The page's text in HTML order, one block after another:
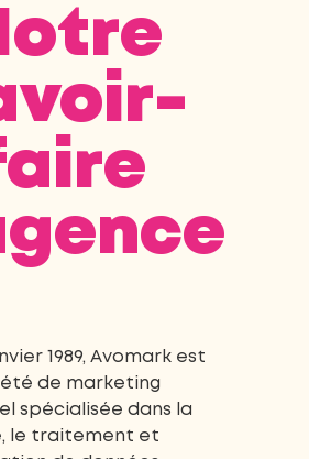
1989, Avomark est
de marketing
spécialisée dans la
le traitement et